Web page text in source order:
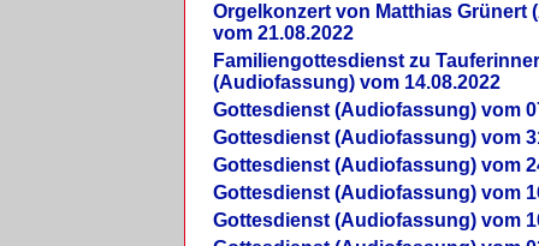
Orgelkonzert von Matthias Grünert
vom 21.08.2022
Familiengottesdienst zu
(Audiofassung) vom 14.08.2022
Gottesdienst (Audiofassung) vom
Gottesdienst (Audiofassung) vom
Gottesdienst (Audiofassung) vom
Gottesdienst (Audiofassung) vom
Gottesdienst (Audiofassung) vom